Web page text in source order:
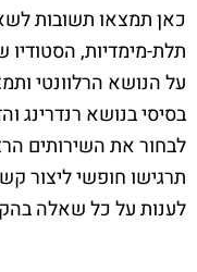
כאן תמצאו תשובות
תלת-מימדיות, הסטודיו
על הנושא הרלוונטי
בסיסי בנושא רנדרינג
לבחור את השירותים
תרגישו חופשי ליצור
לענות על כל שאלה